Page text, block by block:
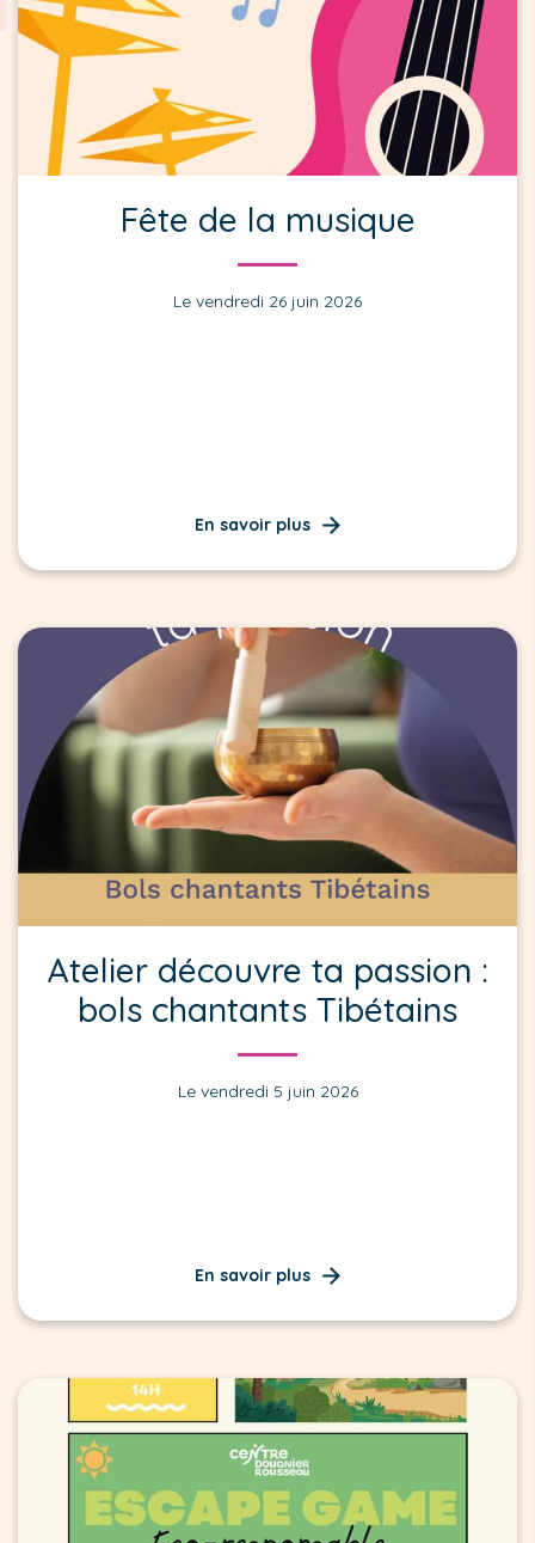
Fête de la musique
Le vendredi 26 juin 2026
En savoir plus
Atelier découvre ta passion :
bols chantants Tibétains
Le vendredi 5 juin 2026
En savoir plus